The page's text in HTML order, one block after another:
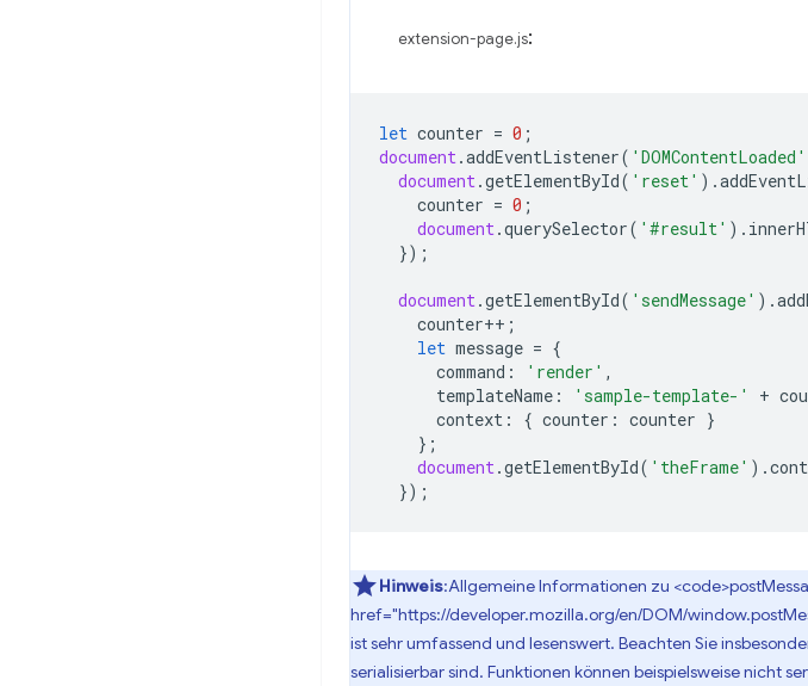
extension-page.js:
let counter = 0 ;
document.addEventListener( 'DOMContentLoaded'
document.getElementById( 'reset' ).
counter = 0 ;
document.querySelector( '#result' ).
});
document.getElementById( 'sendMessage' ).
counter++ ;
let message = {
command : 'render' ,
templateName : 'sample-template-' +
context : { counter : counter }
};
document.getElementById( 'theFrame' ).
});
Hinweis:Allgemeine Informationen zu
href="https://developer.mozilla.org/en/DOM/
ist sehr umfassend und lesenswert. Beachten Sie
serialisierbar sind. Funktionen können beispielsweise nicht